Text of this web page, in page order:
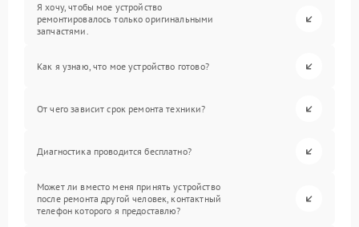
Я хочу, чтобы мое устройство
ремонтировалось только оригинальными
запчастями.
Как я узнаю, что мое устройство готово?
От чего зависит срок ремонта техники?
Диагностика проводится бесплатно?
Может ли вместо меня принять устройство
после ремонта другой человек, контактный
телефон которого я предоставлю?